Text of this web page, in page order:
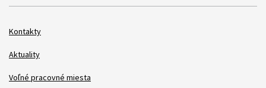
Kontakty
Aktuality
Voľné pracovné miesta